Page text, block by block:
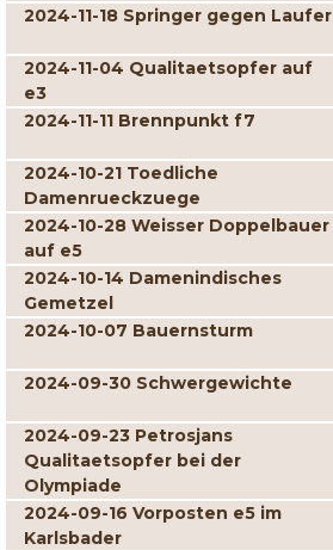
2024-11-18 Springer gegen Laufer
2024-11-04 Qualitaetsopfer auf
e3
2024-11-11 Brennpunkt f7
2024-10-21 Toedliche
Damenrueckzuege
2024-10-28 Weisser Doppelbauer
auf e5
2024-10-14 Damenindisches
Gemetzel
2024-10-07 Bauernsturm
2024-09-30 Schwergewichte
2024-09-23 Petrosjans
Qualitaetsopfer bei der
Olympiade
2024-09-16 Vorposten e5 im
Karlsbader